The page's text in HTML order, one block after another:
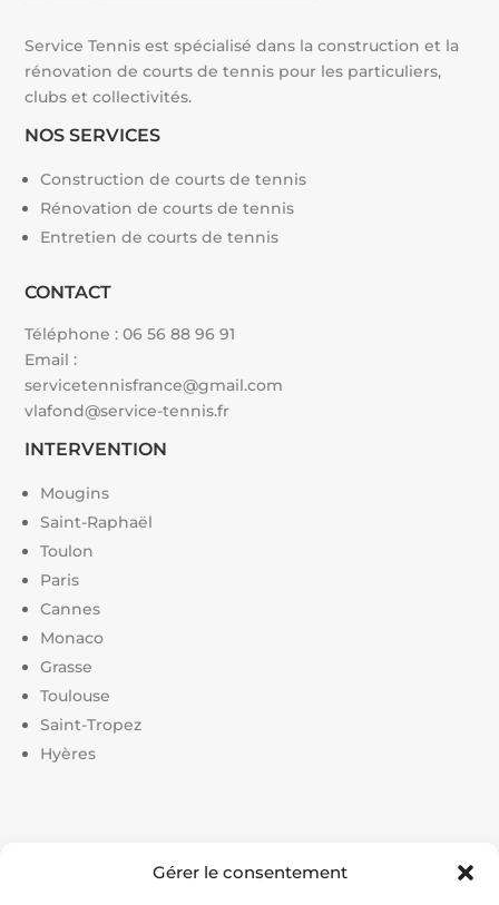
Gérer le consentement
Service Tennis est spécialisé dans la construction et la
rénovation de courts de tennis pour les particuliers,
clubs et collectivités.
NOS SERVICES
Construction de courts de tennis
Rénovation de courts de tennis
Entretien de courts de tennis
CONTACT
Téléphone :06 56 88 96 91
Email :
servicetennisfrance@gmail.com
vlafond@service-tennis.fr
INTERVENTION
Mougins
Saint-Raphaël
Toulon
Paris
Cannes
Monaco
Grasse
Toulouse
Saint-Tropez
Hyères
Liens utiles :